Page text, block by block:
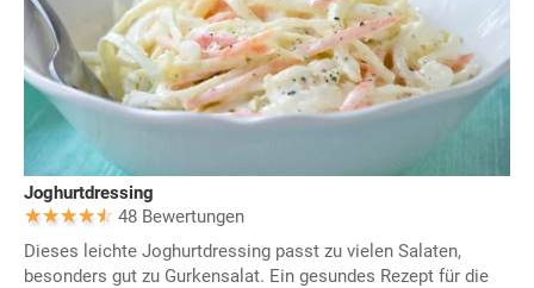
Joghurtdressing
48 Bewertungen
Dieses leichte Joghurtdressing passt zu vielen Salaten,
besonders gut zu Gurkensalat. Ein gesundes Rezept für die